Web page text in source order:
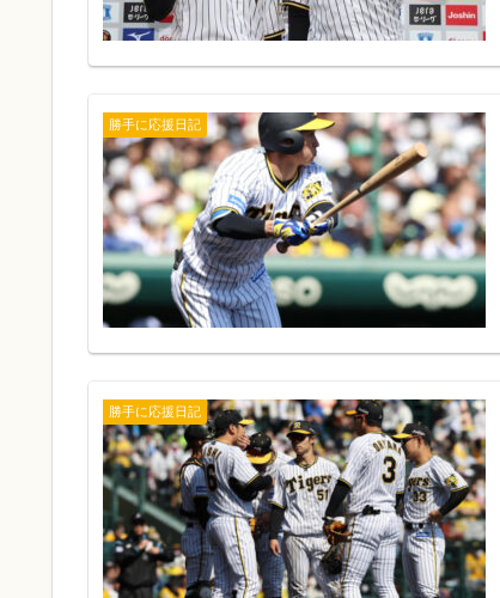
勝手に応援日記
勝手に応援日記